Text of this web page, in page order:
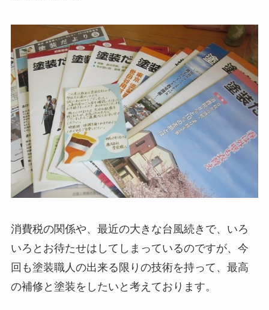
消費税の関係や、最近の大きな台風続きで、いろ
いろとお待たせはしてしまっているのですが、今
回も塗装職人の出来る限りの技術を持って、最高
の補修と塗装をしたいと考えております。